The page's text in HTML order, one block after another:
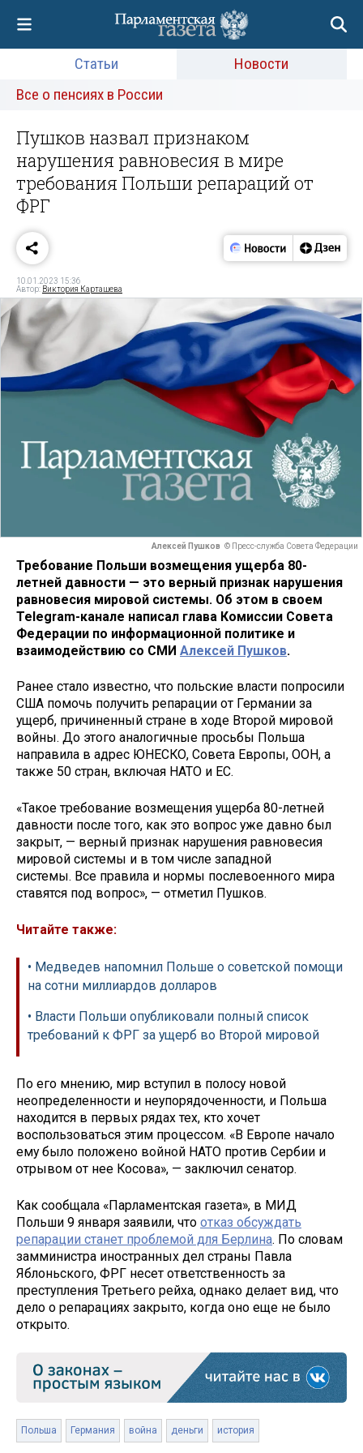
Статьи
Новости
Все о пенсиях в России
Пушков назвал признаком
нарушения равновесия в мире
требования Польши репараций от
ФРГ
10.01.2023 15:36
Автор: Виктория Карташева
Алексей Пушков © Пресс-служба Совета Федерации
Требование Польши возмещения ущерба 80-
летней давности — это верный признак нарушения
равновесия мировой системы. Об этом в своем
Telegram-канале написал глава Комиссии Совета
Федерации по информационной политике и
взаимодействию со СМИ Алексей Пушков.
Ранее стало известно, что польские власти попросили
США помочь получить репарации от Германии за
ущерб, причиненный стране в ходе Второй мировой
войны. До этого аналогичные просьбы Польша
направила в адрес ЮНЕСКО, Совета Европы, ООН, а
также 50 стран, включая НАТО и ЕС.
«Такое требование возмещения ущерба 80-летней
давности после того, как это вопрос уже давно был
закрыт, — верный признак нарушения равновесия
мировой системы и в том числе западной
системы. Все правила и нормы послевоенного мира
ставятся под вопрос», — отметил Пушков.
Читайте также:
• Медведев напомнил Польше о советской помощи
на сотни миллиардов долларов
• Власти Польши опубликовали полный список
требований к ФРГ за ущерб во Второй мировой
По его мнению, мир вступил в полосу новой
неопределенности и неупорядоченности, и Польша
находится в первых рядах тех, кто хочет
воспользоваться этим процессом. «В Европе начало
ему было положено войной НАТО против Сербии и
отрывом от нее Косова», — заключил сенатор.
Как сообщала «Парламентская газета», в МИД
Польши 9 января заявили, что отказ обсуждать
репарации станет проблемой для Берлина. По словам
замминистра иностранных дел страны Павла
Яблоньского, ФРГ несет ответственность за
преступления Третьего рейха, однако делает вид, что
дело о репарациях закрыто, когда оно еще не было
открыто.
Польша Германия война деньги история